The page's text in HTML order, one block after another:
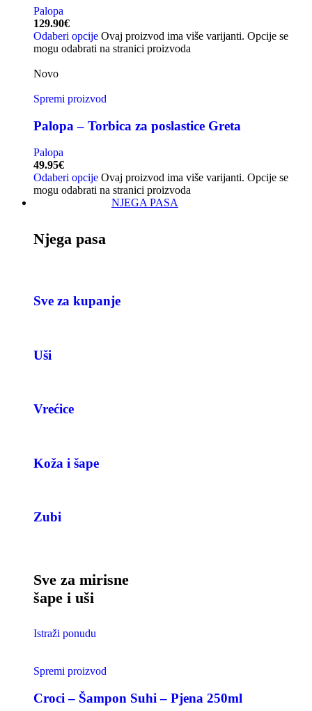
Palopa
129.90€
Odaberi opcije Ovaj proizvod ima više varijanti. Opcije se
mogu odabrati na stranici proizvoda
Novo
Spremi proizvod
Palopa – Torbica za poslastice Greta
Palopa
49.95€
Odaberi opcije Ovaj proizvod ima više varijanti. Opcije se
mogu odabrati na stranici proizvoda
NJEGA PASA
Njega pasa
Sve za kupanje
Uši
Vrećice
Koža i šape
Zubi
Sve za mirisne
šape i uši
Istraži ponudu
Spremi proizvod
Croci – Šampon Suhi – Pjena 250ml